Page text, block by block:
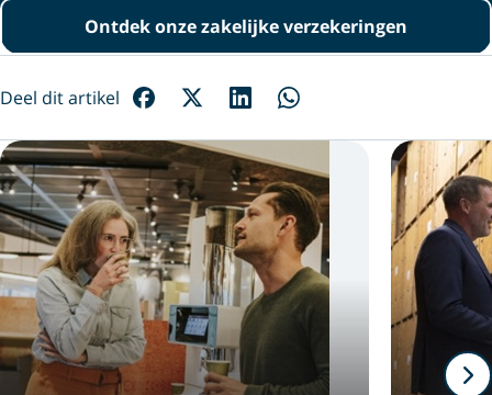
Ontdek onze zakelijke verzekeringen
Deel dit artikel